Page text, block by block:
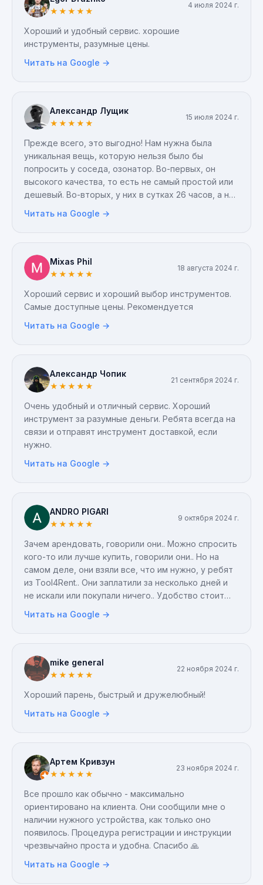
★ ★ ★ ★ ★
4 июля 2024 г.
Хороший и удобный сервис. хорошие
инструменты, разумные цены.
Читать на Google →
Александр Лущик
★ ★ ★ ★ ★
15 июля 2024 г.
Прежде всего, это выгодно! Нам нужна была
уникальная вещь, которую нельзя было бы
попросить у соседа, озонатор. Во-первых, он
высокого качества, то есть не самый простой или
дешевый. Во-вторых, у них в сутках 26 часов, а не
действительно удобно иметь в запасе пару
возвращаете в 14:00. Общение было очень
вежливым, я даже немного удивился, большое
отправить доставкой, чтобы не ездить по городу
с пустыми руками, курьер оставил квитанции, я
запутался в двух соснах, ребята бегали по району
минус, это устаревший сайт, но я думаю, это
вопрос времени.
Читать на Google →
Mixas Phil
★ ★ ★ ★ ★
18 августа 2024 г.
Хороший сервис и хороший выбор инструментов.
Самые доступные цены. Рекомендуется
Читать на Google →
Александр Чопик
★ ★ ★ ★ ★
21 сентября 2024 г.
Очень удобный и отличный сервис. Хороший
инструмент за разумные деньги. Ребята всегда на
связи и отправят инструмент доставкой, если
нужно.
Читать на Google →
ANDRO PIGARI
★ ★ ★ ★ ★
9 октября 2024 г.
Зачем арендовать, говорили они.. Можно спросить
кого-то или лучше купить, говорили они.. Но на
самом деле, они взяли все, что им нужно, у ребят
из Tool4Rent.. Они заплатили за несколько дней и
не искали или покупали ничего.. Удобство стоит
Читать на Google →
mike general
★ ★ ★ ★ ★
22 ноября 2024 г.
Хороший парень, быстрый и дружелюбный!
Читать на Google →
Артем Кривзун
★ ★ ★ ★ ★
23 ноября 2024 г.
Все прошло как обычно - максимально
ориентировано на клиента. Они сообщили мне о
наличии нужного устройства, как только оно
появилось. Процедура регистрации и инструкции
чрезвычайно проста и удобна. Спасибо 🙏
Читать на Google →